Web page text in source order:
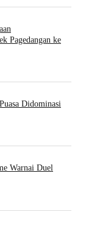
Pagedangan ke
Didominasi
Warnai Duel